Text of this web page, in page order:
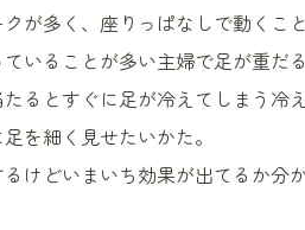
が多く、座りっぱなしで動くこ
いることが多い主婦で足が重だ
るとすぐに足が冷えてしまう冷え
を細く見せたいかた。
けどいまいち効果が出てるか分